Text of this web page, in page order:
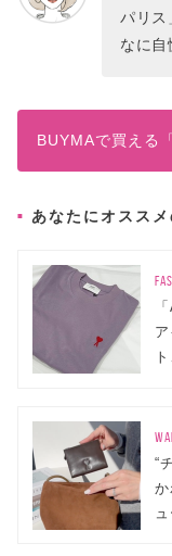
パリス
なに自
BUYMAで買える
あなたにオスス
“